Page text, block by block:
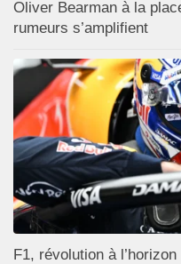
Oliver Bearman à la
rumeurs s’amplifient
F1, révolution à